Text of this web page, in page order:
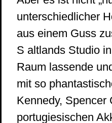
unterschiedlicher
aus einem Guss
S altlands Studio
Raum lassende
mit so
Kennedy, Spencer
portugiesischen